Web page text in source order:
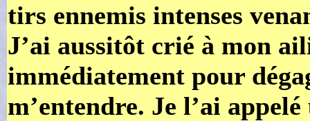
tirs ennemis intenses
J’ai aussitôt crié à mon
immédiatement pour
m’entendre. Je l’ai